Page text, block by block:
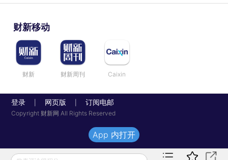
财新移动
财新 财新周刊 Caixin
登录 网页版 订阅电邮
Copyright 财新网 All Rights Reserved
App 内打开